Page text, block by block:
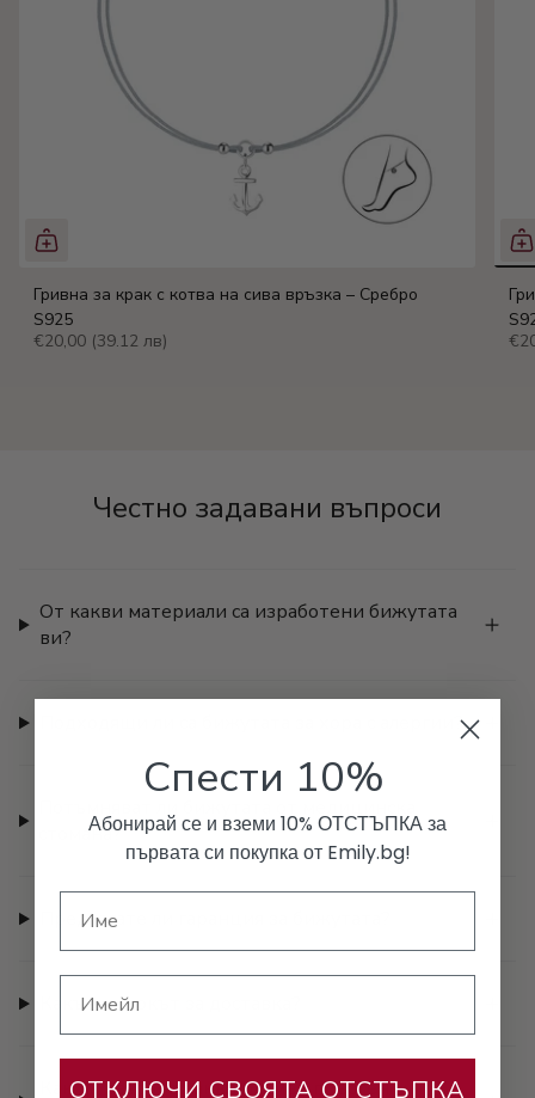
Гривна за крак с котва на сива връзка – Сребро
S925
€20,00 (39.12 лв)
Честно задавани въпроси
От какви материали са изработени бижутата
ви?
Подходящи ли са бижутата за хора с алергии?
стомана?
Предлагате ли гаранция за бижутата?
Какъв е срокът за доставка?
Как да разбера какъв размер пръстен ми
Спести 10%
Абонирай се и вземи 10% ОТСТЪПКА за
първата си покупка от Emily.bg!
ОТКЛЮЧИ СВОЯТА ОТСТЪПКА